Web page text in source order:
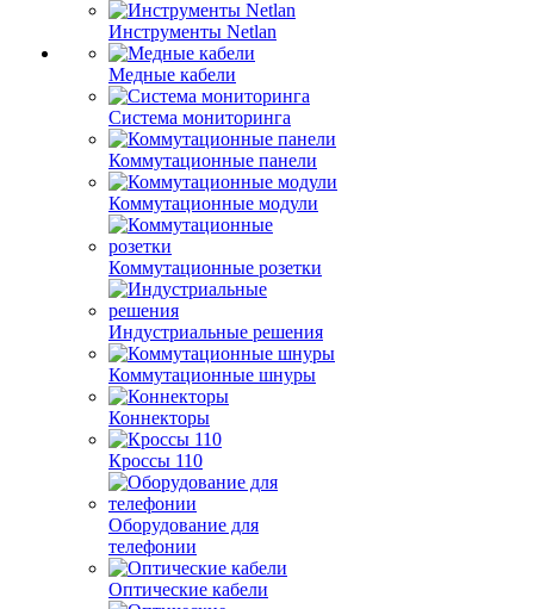
Инструменты Netlan
Медные кабели
Система мониторинга
Коммутационные панели
Коммутационные модули
Коммутационные розетки
Индустриальные решения
Коммутационные шнуры
Коннекторы
Кроссы 110
Оборудование для
телефонии
Оптические кабели